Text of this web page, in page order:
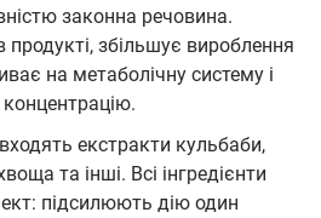
законна речовина.
продукті, збільшує вироблення
на метаболічну систему і
екстракти кульбаби,
та інші. Всі інгредієнти
підсилюють дію один